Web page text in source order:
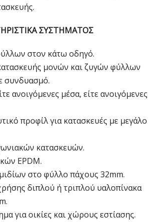
ΣΥΣΤΗΜΑΤΟΣ
στον κάτω οδηγό.
μονών και ζυγών φύλλων
συνδυασμό.
ανοιγόμενες μέσα, είτε ανοιγόμενες
προφίλ για κατασκευές με μεγάλο
κατασκευών.
EPDM.
στο φύλλο πάχους 32mm.
διπλού ή τριπλού υαλοπίνακα
για οικίες και χώρους εστίασης.